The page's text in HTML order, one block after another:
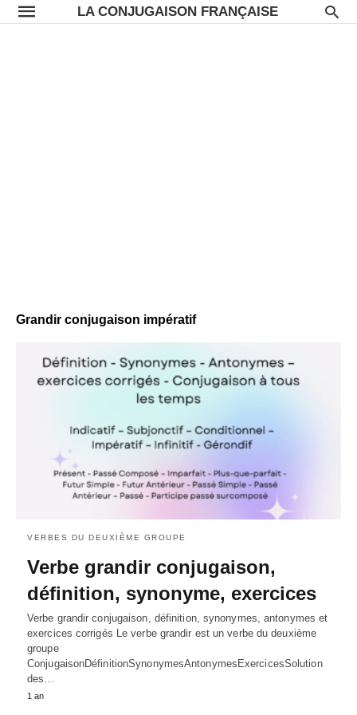
LA CONJUGAISON FRANÇAISE
Grandir conjugaison impératif
VERBES DU DEUXIÈME GROUPE
Verbe grandir conjugaison,
définition, synonyme, exercices
Verbe grandir conjugaison, définition, synonymes, antonymes et
exercices corrigés Le verbe grandir est un verbe du deuxième
groupe
ConjugaisonDéfinitionSynonymesAntonymesExercicesSolution
des…
1 an